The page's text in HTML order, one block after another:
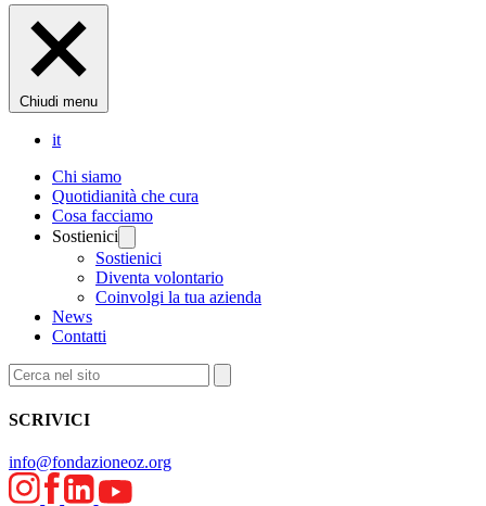
Chiudi menu
it
Chi siamo
Quotidianità che cura
Cosa facciamo
Sostienici
Sostienici
Diventa volontario
Coinvolgi la tua azienda
News
Contatti
SCRIVICI
info@fondazioneoz.org